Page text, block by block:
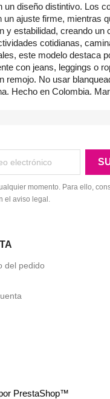
un diseño distintivo. Los
un ajuste firme, mientras
y estabilidad, creando un
cotidianas,
este modelo destaca
con jeans, leggings o
remojo. No usar
Hecho en Colombia.
momento. Para ello,
el aviso legal.
del pedido
PrestaShop™